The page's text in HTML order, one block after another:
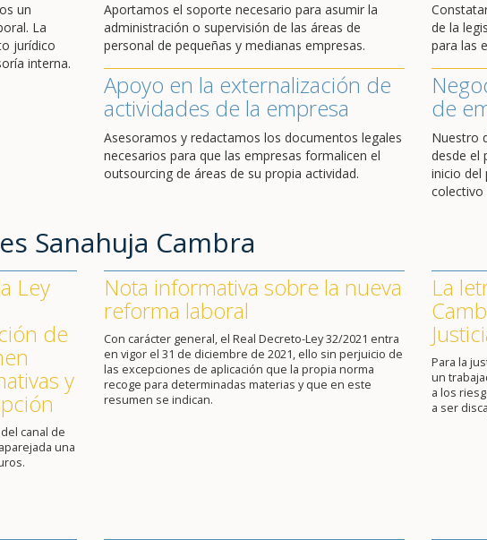
un
La
jurídico
interna.
Aportamos el soporte necesario para asumir la
administración o supervisión de las áreas de
personal de pequeñas y medianas empresas.
de la
para las
Apoyo en la externalización de
actividades de la empresa
Asesoramos y redactamos los documentos legales
necesarios para que las empresas formalicen el
outsourcing de áreas de su propia actividad.
de
Nuestro
desde el
inicio del
colectivo
Sanahuja Cambra
Ley
de
y
canal de
una
Nota informativa sobre la nueva
reforma laboral
Con carácter general, el Real Decreto-Ley 32/2021 entra
en vigor el 31 de diciembre de 2021, ello sin perjuicio de
las excepciones de aplicación que la propia norma
recoge para determinadas materias y que en este
resumen se indican.
La
Para la
un
a los
a ser